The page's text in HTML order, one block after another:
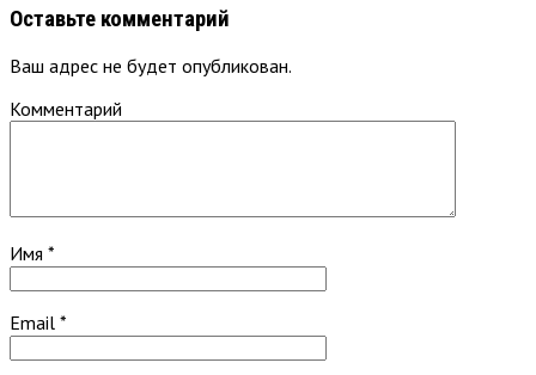
Оставьте комментарий
Ваш адрес не будет опубликован.
Комментарий
Имя *
Email *